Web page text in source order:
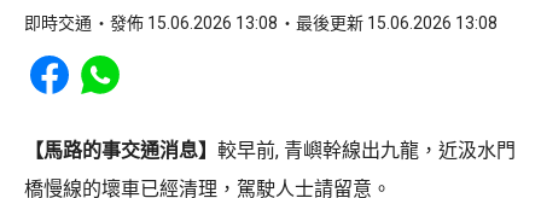
即時交通 發佈 15.06.2026 13:08 最後更新 15.06.2026 13:08
Share to Facebook
Share to WhatsApp
【馬路的事交通消息】 較早前, 青嶼幹線出九龍，近汲水門
橋慢線的壞車已經清理，駕駛人士請留意。